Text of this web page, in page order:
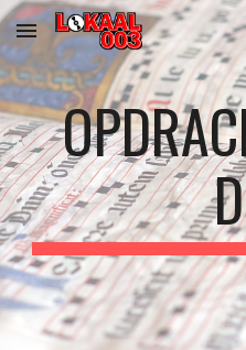
Skip to main content